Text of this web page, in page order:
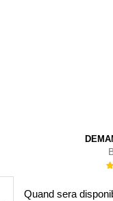
Quand sera